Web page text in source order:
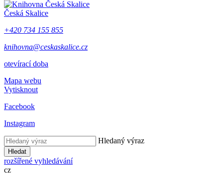
Česká Skalice
+420 734 155 855
knihovna@ceskaskalice.cz
otevírací doba
Mapa webu
Vytisknout
Facebook
Instagram
Hledaný výraz
Hledat
rozšířené vyhledávání
cz